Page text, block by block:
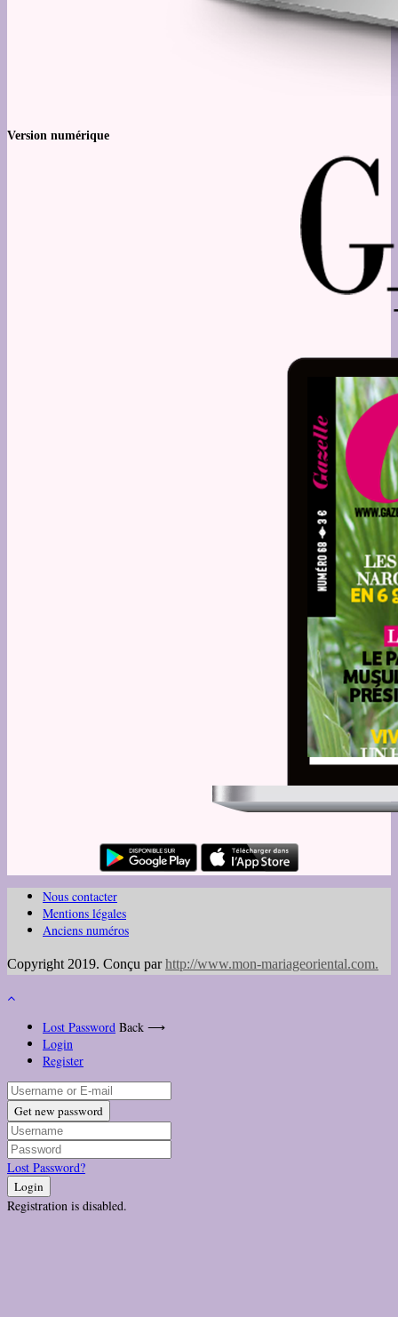
Version numérique
Nous contacter
Mentions légales
Anciens numéros
Copyright 2019. Conçu parhttp://www.mon-mariageoriental.com.
Lost Password Back ⟶
Login
Register
Get new password
Lost Password?
Login
Registration is disabled.